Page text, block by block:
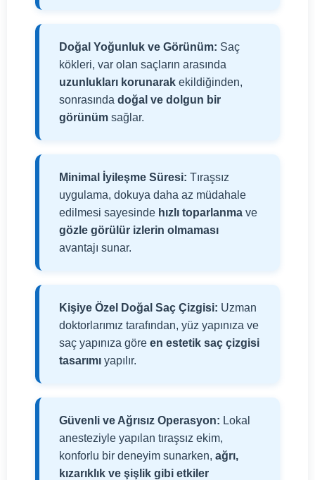
Doğal Yoğunluk ve Görünüm: Saç
kökleri, var olan saçların arasında
uzunlukları korunarak ekildiğinden,
sonrasında doğal ve dolgun bir
görünüm sağlar.
Minimal İyileşme Süresi: Tıraşsız
uygulama, dokuya daha az müdahale
edilmesi sayesinde hızlı toparlanma ve
gözle görülür izlerin olmaması
avantajı sunar.
Kişiye Özel Doğal Saç Çizgisi: Uzman
doktorlarımız tarafından, yüz yapınıza ve
saç yapınıza göre en estetik saç çizgisi
tasarımı yapılır.
Güvenli ve Ağrısız Operasyon: Lokal
anesteziyle yapılan tıraşsız ekim,
konforlu bir deneyim sunarken, ağrı,
kızarıklık ve şişlik gibi etkiler